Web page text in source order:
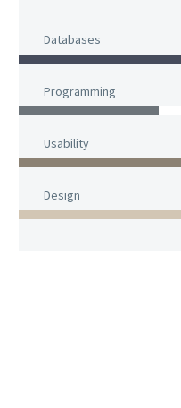
Databases
Programming
Usability
Design